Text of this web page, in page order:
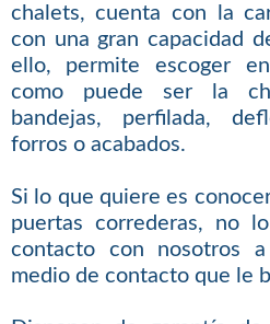
chalets, cuenta con la
con una gran capacidad
ello, permite escoger
como puede ser la
bandejas, perfilada,
forros o acabados.
Si lo que quiere es
puertas correderas, no
contacto con nosotros
medio de contacto que le